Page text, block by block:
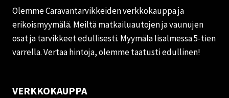
Olemme Caravantarvikkeiden verkkokauppa ja
erikoismyymälä. Meiltä matkailuautojen ja vaunujen
osat ja tarvikkeet edullisesti. Myymälä Iisalmessa 5-tien
varrella. Vertaa hintoja, olemme taatusti edullinen!
VERKKOKAUPPA